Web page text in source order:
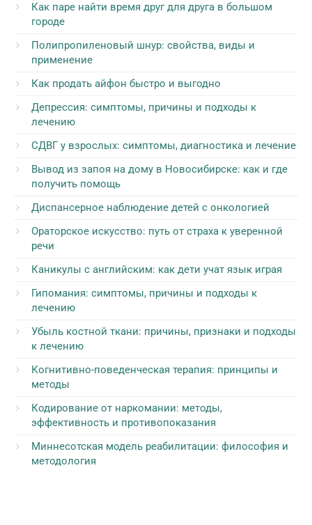
Как паре найти время друг для друга в большом
городе
Полипропиленовый шнур: свойства, виды и
применение
Как продать айфон быстро и выгодно
Депрессия: симптомы, причины и подходы к
лечению
СДВГ у взрослых: симптомы, диагностика и лечение
Вывод из запоя на дому в Новосибирске: как и где
получить помощь
Диспансерное наблюдение детей с онкологией
Ораторское искусство: путь от страха к уверенной
речи
Каникулы с английским: как дети учат язык играя
Гипомания: симптомы, причины и подходы к
лечению
Убыль костной ткани: причины, признаки и подходы
к лечению
Когнитивно-поведенческая терапия: принципы и
методы
Кодирование от наркомании: методы,
эффективность и противопоказания
Миннесотская модель реабилитации: философия и
методология